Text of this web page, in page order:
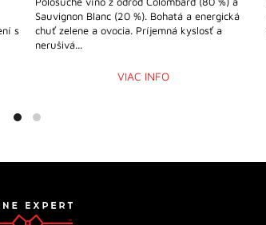
s
Sauvignon Blanc (20 %). Bohatá a energická
chuť zelene a ovocia. Príjemná kyslosť a
nerušivá...
VIAC INFO